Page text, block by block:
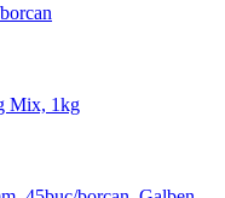
Mix, 1kg